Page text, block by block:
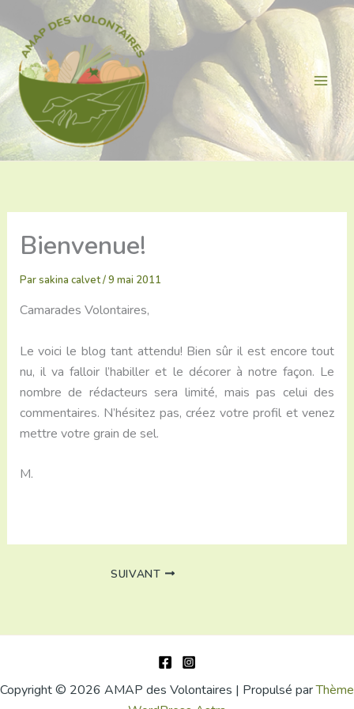
au
contenu
Bienvenue!
Parsakina calvet/9 mai 2011
Camarades Volontaires,
Le voici le blog tant attendu! Bien sûr il est encore tout
nu, il va falloir l’habiller et le décorer à notre façon. Le
nombre de rédacteurs sera limité, mais pas celui des
commentaires. N’hésitez pas, créez votre profil et venez
mettre votre grain de sel.
M.
SUIVANT
Copyright © 2026 AMAP des Volontaires | Propulsé parThème